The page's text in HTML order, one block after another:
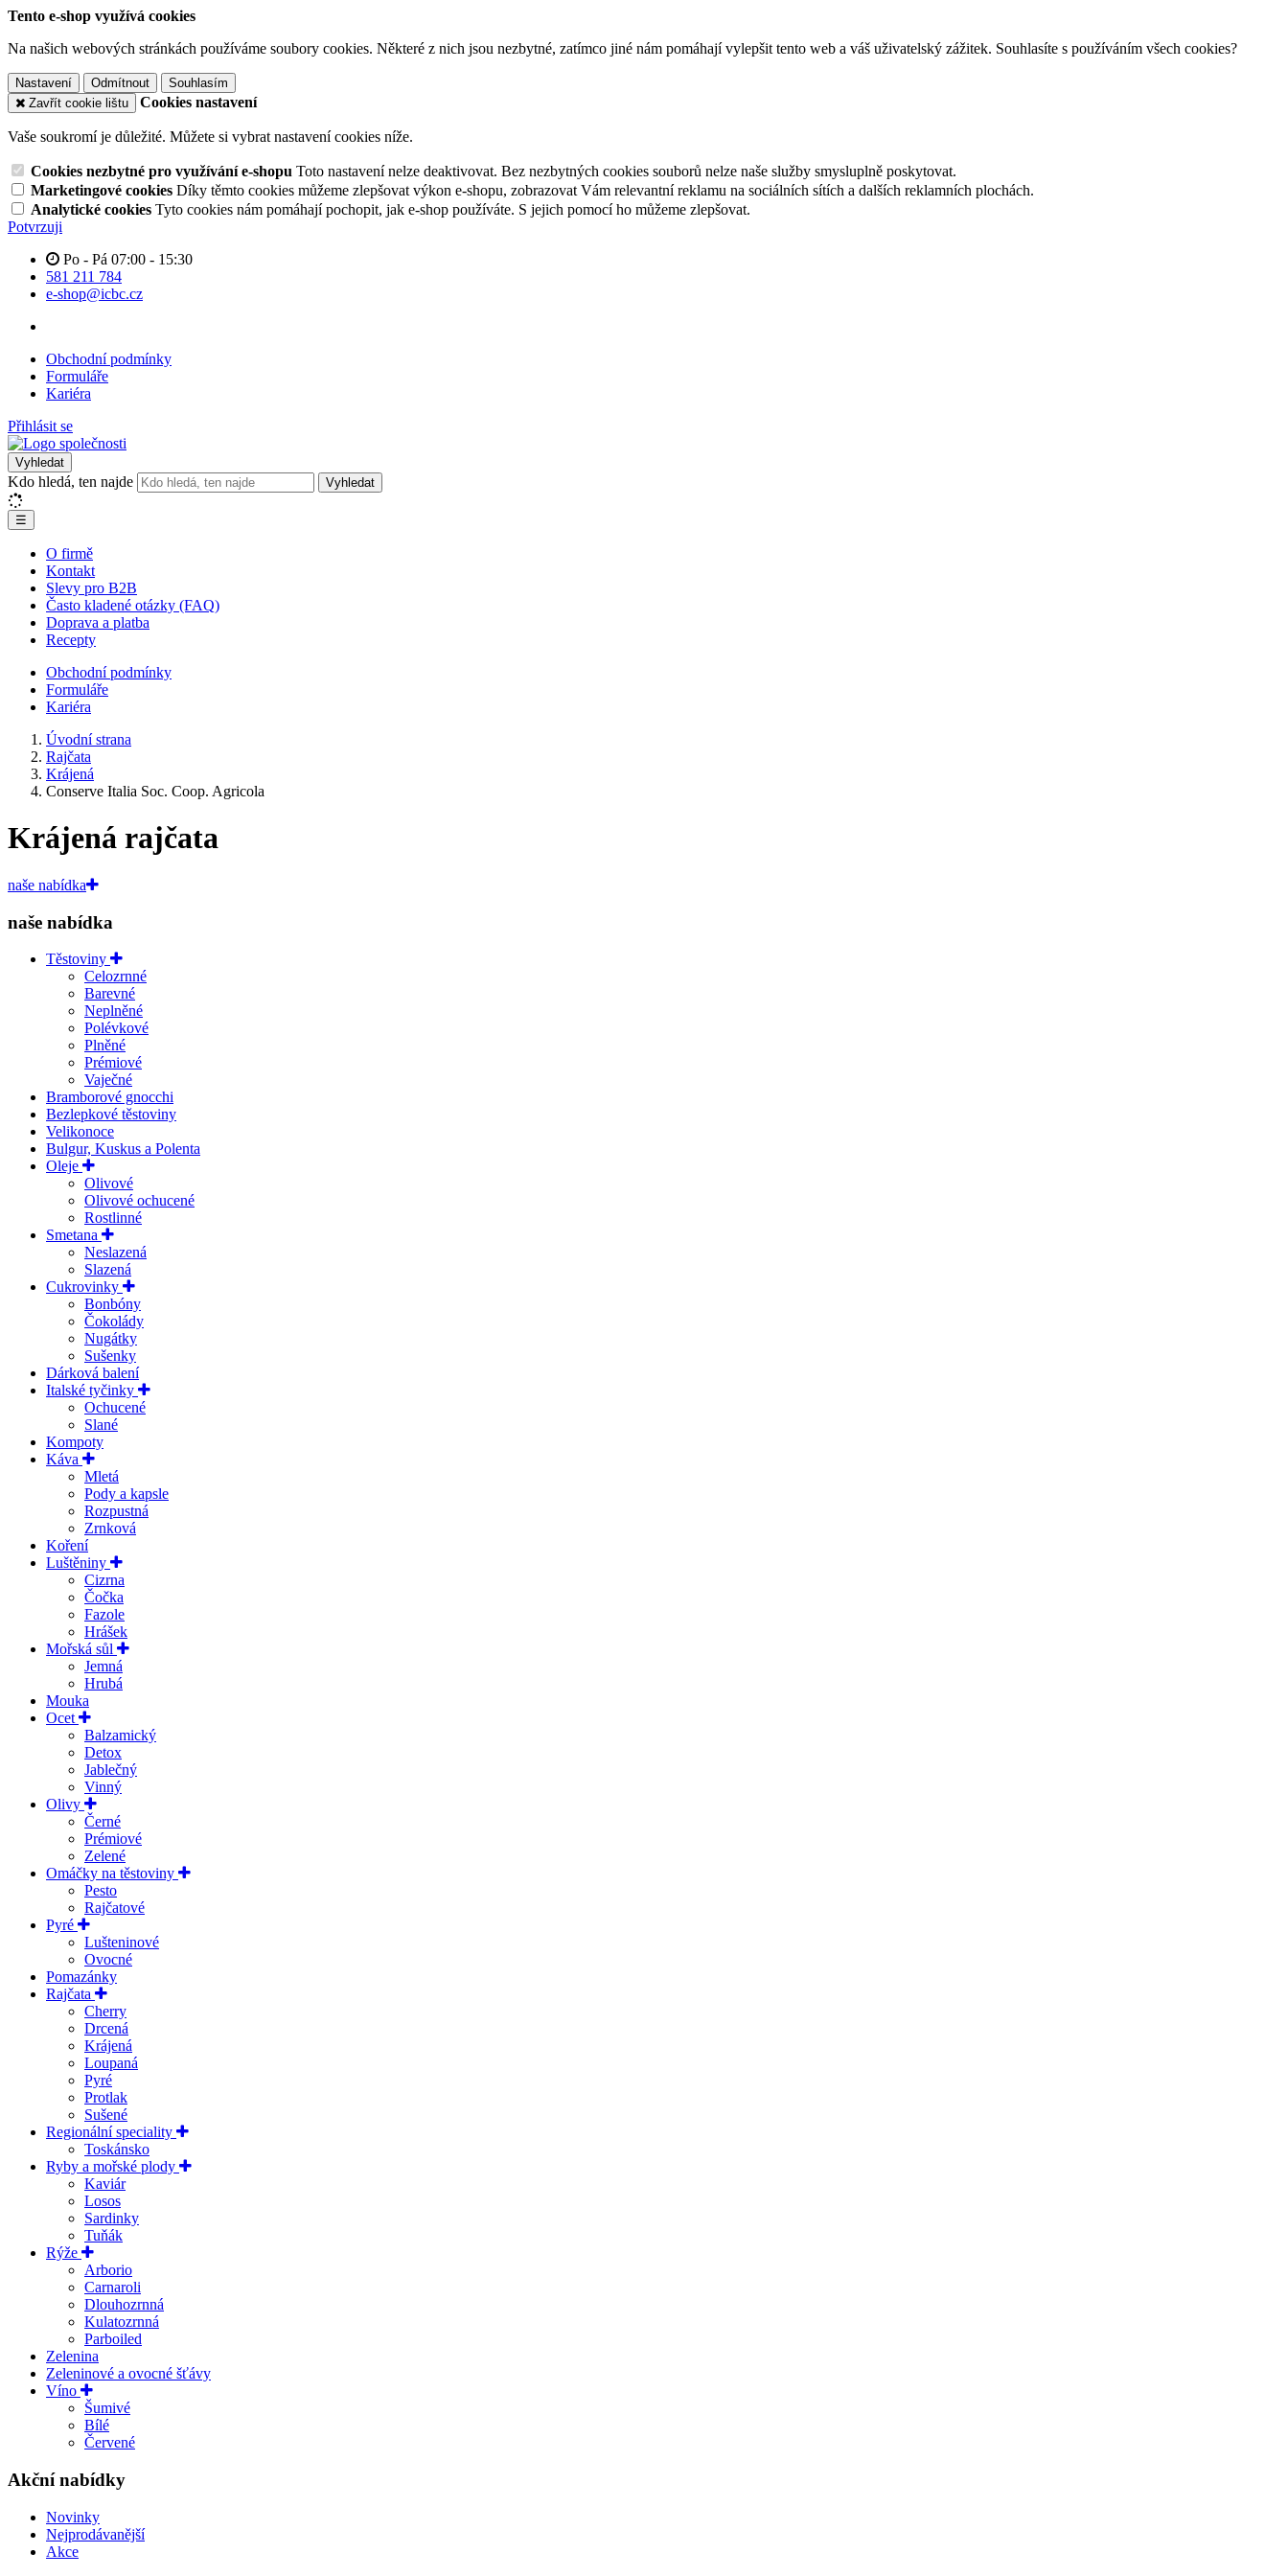
Tento e-shop využívá cookies
Na našich webových stránkách používáme soubory cookies. Některé z nich jsou nezbytné, zatímco jiné nám pomáhají vylepšit tento web a váš uživatelský zážitek. Souhlasíte s používáním všech cookies?
Nastavení Odmítnout
Souhlasím
Zavřít cookie lištu
Cookies nastavení
Vaše soukromí je důležité. Můžete si vybrat nastavení cookies níže.
Cookies nezbytné pro využívání e-shopu Toto nastavení nelze deaktivovat. Bez nezbytných cookies souborů nelze naše služby smysluplně poskytovat.
Marketingové cookies Díky těmto cookies můžeme zlepšovat výkon e-shopu, zobrazovat Vám relevantní reklamu na sociálních sítích a dalších reklamních plochách.
Analytické cookies Tyto cookies nám pomáhají pochopit, jak e-shop používáte. S jejich pomocí ho můžeme zlepšovat.
Potvrzuji
Po - Pá 07:00 - 15:30
581 211 784
e-shop@icbc.cz
Obchodní podmínky
Formuláře
Kariéra
Přihlásit se
Vyhledat
Kdo hledá, ten najde Vyhledat
☰
O firmě
Kontakt
Slevy pro B2B
Často kladené otázky (FAQ)
Doprava a platba
Recepty
Obchodní podmínky
Formuláře
Kariéra
Úvodní strana
Rajčata
Krájená
Conserve Italia Soc. Coop. Agricola
Krájená rajčata
naše nabídka
naše nabídka
Těstoviny
Celozrnné
Barevné
Neplněné
Polévkové
Plněné
Prémiové
Vaječné
Bramborové gnocchi
Bezlepkové těstoviny
Velikonoce
Bulgur, Kuskus a Polenta
Oleje
Olivové
Olivové ochucené
Rostlinné
Smetana
Neslazená
Slazená
Cukrovinky
Bonbóny
Čokolády
Nugátky
Sušenky
Dárková balení
Italské tyčinky
Ochucené
Slané
Kompoty
Káva
Mletá
Pody a kapsle
Rozpustná
Zrnková
Koření
Luštěniny
Cizrna
Čočka
Fazole
Hrášek
Mořská sůl
Jemná
Hrubá
Mouka
Ocet
Balzamický
Detox
Jablečný
Vinný
Olivy
Černé
Prémiové
Zelené
Omáčky na těstoviny
Pesto
Rajčatové
Pyré
Lušteninové
Ovocné
Pomazánky
Rajčata
Cherry
Drcená
Krájená
Loupaná
Pyré
Protlak
Sušené
Regionální speciality
Toskánsko
Ryby a mořské plody
Kaviár
Losos
Sardinky
Tuňák
Rýže
Arborio
Carnaroli
Dlouhozrnná
Kulatozrnná
Parboiled
Zelenina
Zeleninové a ovocné šťávy
Víno
Šumivé
Bílé
Červené
Akční nabídky
Novinky
Nejprodávanější
Akce